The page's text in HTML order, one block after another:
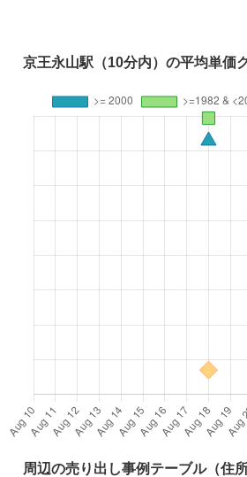
京王永山駅（10分内）の平均単価
周辺の売り出し事例テーブル（住所